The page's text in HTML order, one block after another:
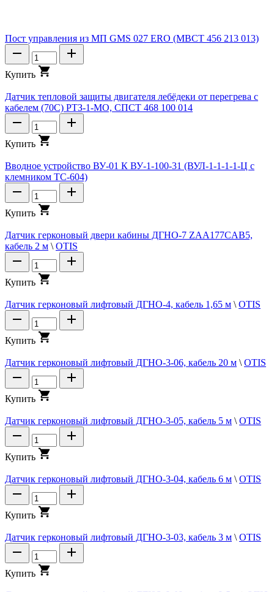
Пост управления из МП GMS 027 ERO (МВСТ 456 213 013)
Купить
Датчик тепловой защиты двигателя лебёдеки от перегрева с
кабелем (70С) РТЗ-1-МО, СПСТ 468 100 014
Купить
Вводное устройство ВУ-01 К ВУ-1-100-31 (ВУЛ-1-1-1-1-Ц с
клемником ТС-604)
Купить
Датчик герконовый двери кабины ДГНО-7 ZAA177CAB5,
кабель 2 м \ OTIS
Купить
Датчик герконовый лифтовый ДГНО-4, кабель 1,65 м \ OTIS
Купить
Датчик герконовый лифтовый ДГНО-3-06, кабель 20 м \ OTIS
Купить
Датчик герконовый лифтовый ДГНО-3-05, кабель 5 м \ OTIS
Купить
Датчик герконовый лифтовый ДГНО-3-04, кабель 6 м \ OTIS
Купить
Датчик герконовый лифтовый ДГНО-3-03, кабель 3 м \ OTIS
Купить